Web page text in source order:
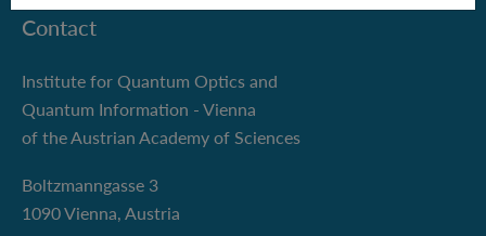
Contact
Institute for Quantum Optics and
Quantum Information - Vienna
of the Austrian Academy of Sciences
Boltzmanngasse 3
1090 Vienna, Austria